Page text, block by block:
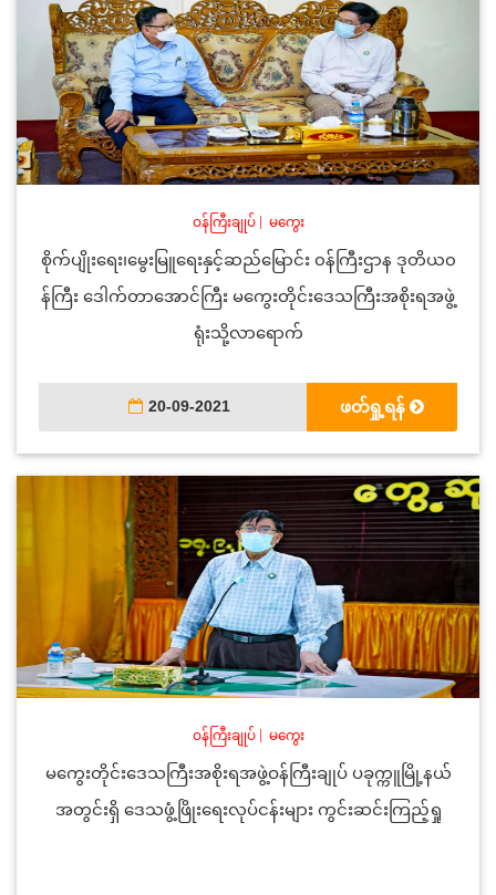
ဝန်ကြီးချုပ်| မကွေး
စိုက်ပျိုးရေး၊မွေးမြူရေးနှင့်ဆည်မြောင်း ၀န်ကြီးဌာန ဒုတိယ၀
န်ကြီး ဒေါက်တာအောင်ကြီး မကွေးတိုင်းဒေသကြီးအစိုးရအဖွဲ့
ရုံးသို့လာရောက်
20-09-2021 ဖတ်ရှု့ရန်
ဝန်ကြီးချုပ်| မကွေး
မကွေးတိုင်းဒေသကြီးအစိုးရအဖွဲ့ဝန်ကြီးချုပ် ပခုက္ကူမြို့နယ်
အတွင်းရှိ ဒေသဖွံ့ဖြိုးရေးလုပ်ငန်းများ ကွင်းဆင်းကြည့်ရှု